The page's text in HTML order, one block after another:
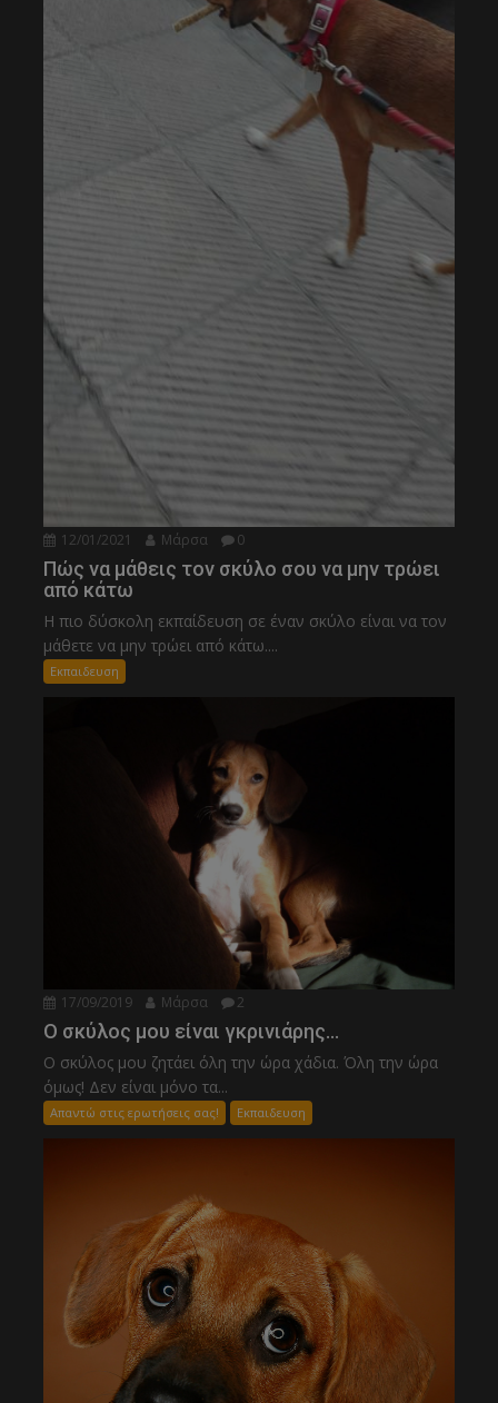
12/01/2021 Μάρσα 0
Πώς να μάθεις τον σκύλο σου να μην τρώει
από κάτω
Η πιο δύσκολη εκπαίδευση σε έναν σκύλο είναι να τον
μάθετε να μην τρώει από κάτω....
Εκπαιδευση
17/09/2019 Μάρσα 2
Ο σκύλος μου είναι γκρινιάρης…
Ο σκύλος μου ζητάει όλη την ώρα χάδια. Όλη την ώρα
όμως! Δεν είναι μόνο τα...
Απαντώ στις ερωτήσεις σας! Εκπαιδευση